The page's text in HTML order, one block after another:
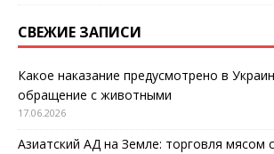
СВЕЖИЕ ЗАПИСИ
Какое наказание предусмотрено в
обращение с животными
17.06.2026
Азиатский АД на Земле: торговля мясом